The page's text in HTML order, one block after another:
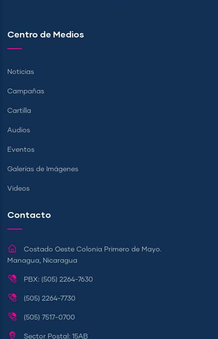
Centro de Medios
Noticias
Campañas
Cartilla
Audios
Eventos
Galerías de Imágenes
Videos
Contacto
Costado Oeste Colonia Primero de Mayo.
Managua, Nicaragua
PBX: (505) 2264-7630
(505) 2264-7730
(505) 7517-0700
Sector Postal: 15AB